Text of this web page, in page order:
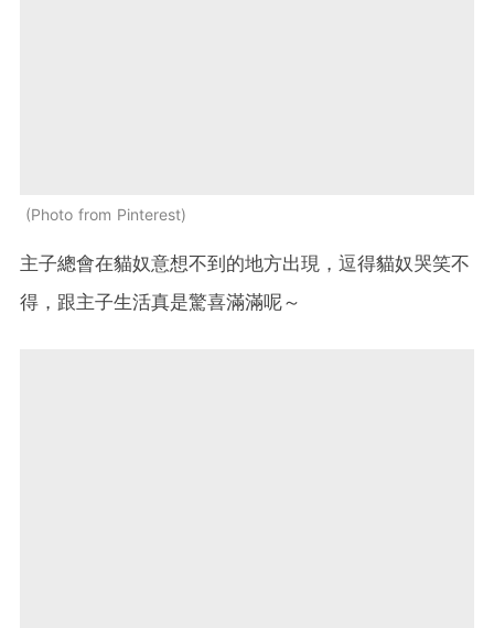
Photo from Pinterest
主子總會在貓奴意想不到的地方出現，逗得貓奴哭笑不
得，跟主子生活真是驚喜滿滿呢～